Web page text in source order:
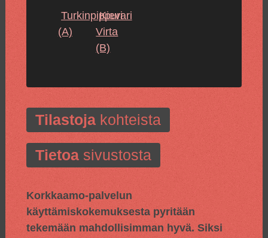
Turkinpippuri
(A)
Kievari
Virta
(B)
Tilastojakohteista
Tietoasivustosta
Korkkaamo-palvelun
käyttämiskokemuksesta pyritään
tekemään mahdollisimman hyvä. Siksi